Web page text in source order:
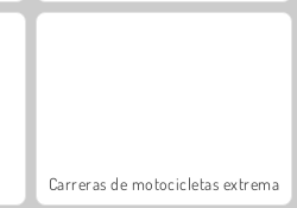
Carreras de motocicletas extrema